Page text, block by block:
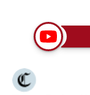
Viajes
Estilos